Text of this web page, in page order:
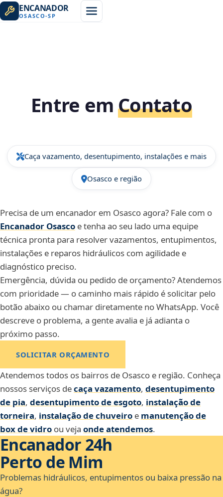
ENCANADOR
OSASCO-SP
Entre emContato
Caça vazamento, desentupimento, instalações e mais
Osasco e região
Precisa de um encanador em Osasco agora? Fale com o
Encanador Osasco e tenha ao seu lado uma equipe
técnica pronta para resolver vazamentos, entupimentos,
instalações e reparos hidráulicos com agilidade e
diagnóstico preciso.
Emergência, dúvida ou pedido de orçamento? Atendemos
com prioridade — o caminho mais rápido é solicitar pelo
botão abaixo ou chamar diretamente no WhatsApp. Você
descreve o problema, a gente avalia e já adianta o
próximo passo.
SOLICITAR ORÇAMENTO
Atendemos todos os bairros de Osasco e região. Conheça
nossos serviços decaça vazamento, desentupimento
de pia, desentupimento de esgoto, instalação de
torneira, instalação de chuveiro e manutenção de
box de vidro ou veja onde atendemos.
Encanador 24h
Perto de Mim
Problemas hidráulicos, entupimentos ou baixa pressão na
água?